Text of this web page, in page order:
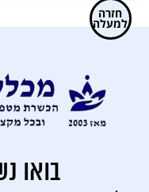
חזרה
למעלה
בואו